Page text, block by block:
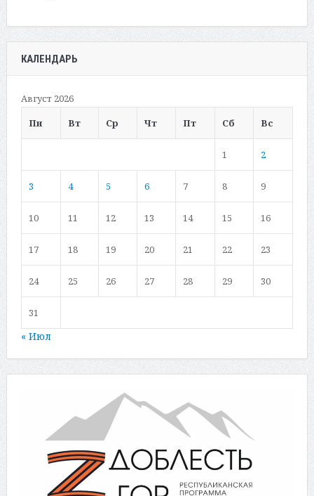
КАЛЕНДАРЬ
Август 2026
Пн
Вт Ср Чт Пт Сб Вс
1 2
3 4 5 6 7 8 9
10 11 12 13 14 15 16
17 18 19 20 21 22 23
24 25 26 27 28 29 30
31
« Июл